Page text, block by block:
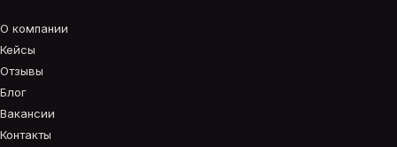
О компании
Кейсы
Отзывы
Блог
Вакансии
Контакты